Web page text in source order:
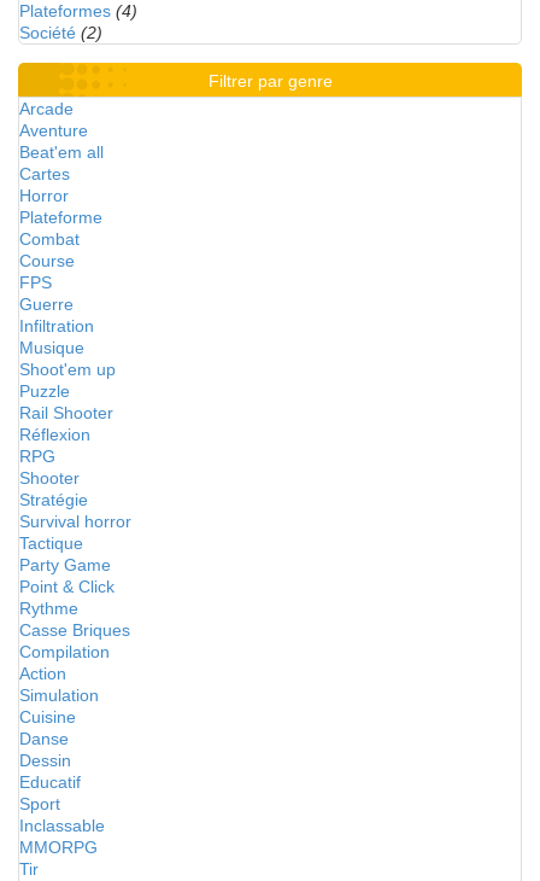
Plateformes (4)
Société (2)
Filtrer par genre
Arcade
Aventure
Beat'em all
Cartes
Horror
Plateforme
Combat
Course
FPS
Guerre
Infiltration
Musique
Shoot'em up
Puzzle
Rail Shooter
Réflexion
RPG
Shooter
Stratégie
Survival horror
Tactique
Party Game
Point & Click
Rythme
Casse Briques
Compilation
Action
Simulation
Cuisine
Danse
Dessin
Educatif
Sport
Inclassable
MMORPG
Tir